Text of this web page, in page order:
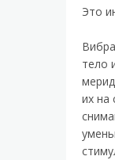
Это
тело
их на